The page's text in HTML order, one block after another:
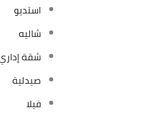
استديو
شاليه
شقة
صيدلية
فيلا